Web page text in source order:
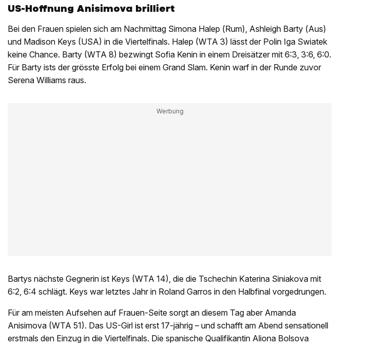
US-Hoffnung Anisimova brilliert
Bei den Frauen spielen sich am Nachmittag Simona Halep (Rum), Ashleigh Barty (Aus)
und Madison Keys (USA) in die Viertelfinals. Halep (WTA 3) lässt der Polin Iga Swiatek
keine Chance. Barty (WTA 8) bezwingt Sofia Kenin in einem Dreisätzer mit 6:3, 3:6, 6:0.
Für Barty ists der grösste Erfolg bei einem Grand Slam. Kenin warf in der Runde zuvor
Serena Williams raus.
Bartys nächste Gegnerin ist Keys (WTA 14), die die Tschechin Katerina Siniakova mit
6:2, 6:4 schlägt. Keys war letztes Jahr in Roland Garros in den Halbfinal vorgedrungen.
Für am meisten Aufsehen auf Frauen-Seite sorgt an diesem Tag aber Amanda
Anisimova (WTA 51). Das US-Girl ist erst 17-jährig – und schafft am Abend sensationell
erstmals den Einzug in die Viertelfinals. Die spanische Qualifikantin Aliona Bolsova